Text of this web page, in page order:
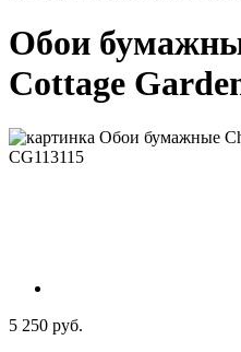
Обои
Cottage
5 250 руб.